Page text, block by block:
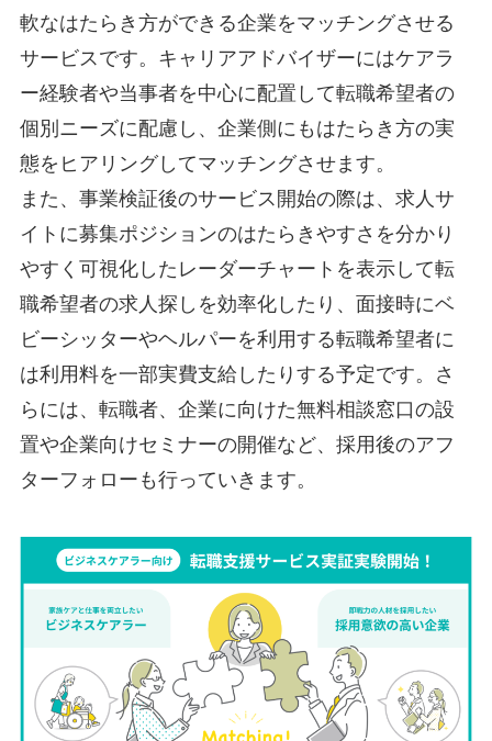
軟なはたらき方ができる企業をマッチングさせる
サービスです。キャリアアドバイザーにはケアラ
ー経験者や当事者を中心に配置して転職希望者の
個別ニーズに配慮し、企業側にもはたらき方の実
態をヒアリングしてマッチングさせます。
また、事業検証後のサービス開始の際は、求人サ
イトに募集ポジションのはたらきやすさを分かり
やすく可視化したレーダーチャートを表示して転
職希望者の求人探しを効率化したり、面接時にベ
ビーシッターやヘルパーを利用する転職希望者に
は利用料を一部実費支給したりする予定です。さ
らには、転職者、企業に向けた無料相談窓口の設
置や企業向けセミナーの開催など、採用後のアフ
ターフォローも行っていきます。